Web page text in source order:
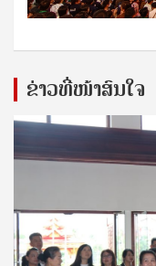
ຂ່າວທີ່ໜ້າສົນໃຈ